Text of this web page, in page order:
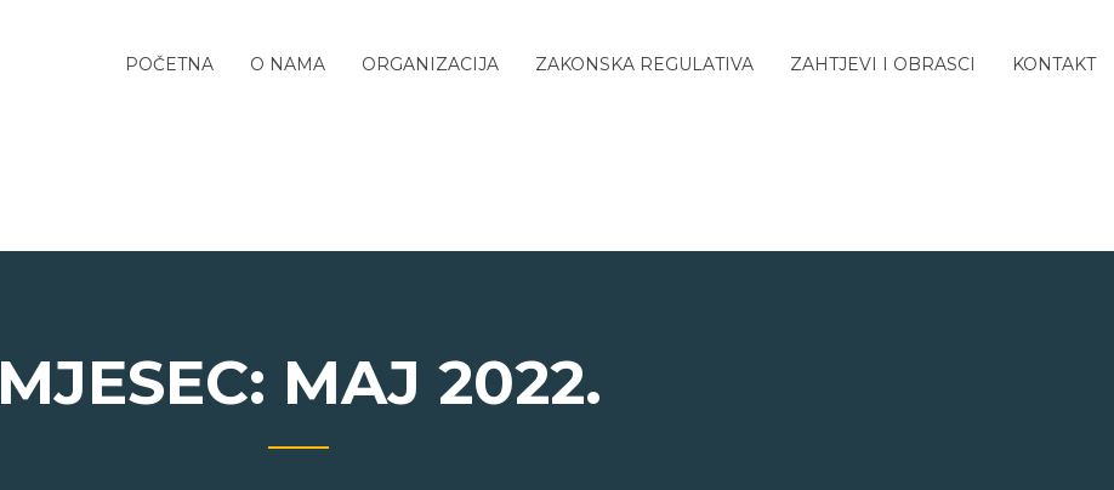
POČETNA O NAMA ORGANIZACIJA ZAKONSKA REGULATIVA ZAHTJEVI I OBRASCI KONTAKT
MJESEC: MAJ 2022.